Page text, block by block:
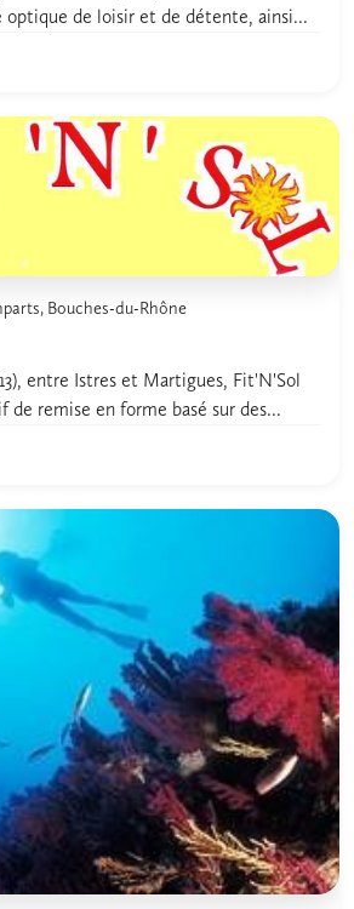
optique de loisir et de détente, ainsi...
Bouches-du-Rhône
entre Istres et Martigues, Fit'N'Sol
de remise en forme basé sur des...